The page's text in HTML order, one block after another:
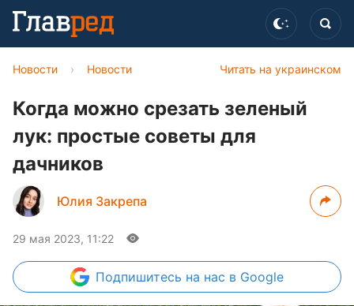
Читать на украинском
Новости › Новости
Когда можно срезать зеленый
лук: простые советы для
дачников
Юлия Закрепа
29 мая 2023, 11:22
Подпишитесь на нас в Google